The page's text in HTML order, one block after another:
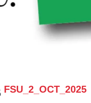
FSU_2_OCT_2025